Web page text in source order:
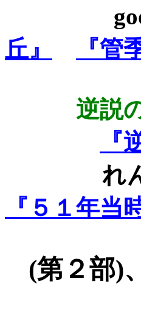
丘』
『管
逆説
『
れん
『５１年当
(第２部)